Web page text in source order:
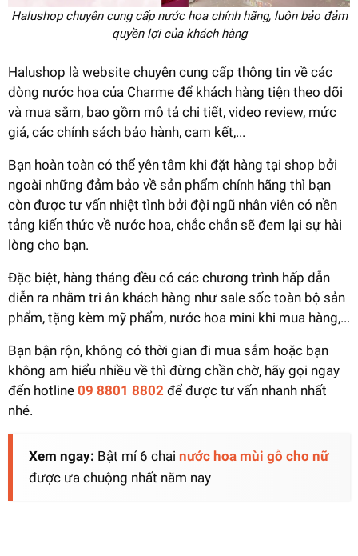
Halushop chuyên cung cấp nước hoa chính hãng, luôn bảo đảm
quyền lợi của khách hàng
Halushop là website chuyên cung cấp thông tin về các
dòng nước hoa của Charme để khách hàng tiện theo dõi
và mua sắm, bao gồm mô tả chi tiết, video review, mức
giá, các chính sách bảo hành, cam kết,...
Bạn hoàn toàn có thể yên tâm khi đặt hàng tại shop bởi
ngoài những đảm bảo về sản phẩm chính hãng thì bạn
còn được tư vấn nhiệt tình bởi đội ngũ nhân viên có nền
tảng kiến thức về nước hoa, chắc chắn sẽ đem lại sự hài
lòng cho bạn.
Đặc biệt, hàng tháng đều có các chương trình hấp dẫn
diễn ra nhằm tri ân khách hàng như sale sốc toàn bộ sản
phẩm, tặng kèm mỹ phẩm, nước hoa mini khi mua hàng,...
Bạn bận rộn, không có thời gian đi mua sắm hoặc bạn
không am hiểu nhiều về thì đừng chần chờ, hãy gọi ngay
đến hotline 09 8801 8802 để được tư vấn nhanh nhất
nhé.
Xem ngay: Bật mí 6 chai nước hoa mùi gỗ cho nữ
được ưa chuộng nhất năm nay